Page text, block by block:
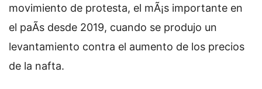
movimiento de protesta, el mÃ¡s importante en
el paÃ­s desde 2019, cuando se produjo un
levantamiento contra el aumento de los precios
de la nafta.